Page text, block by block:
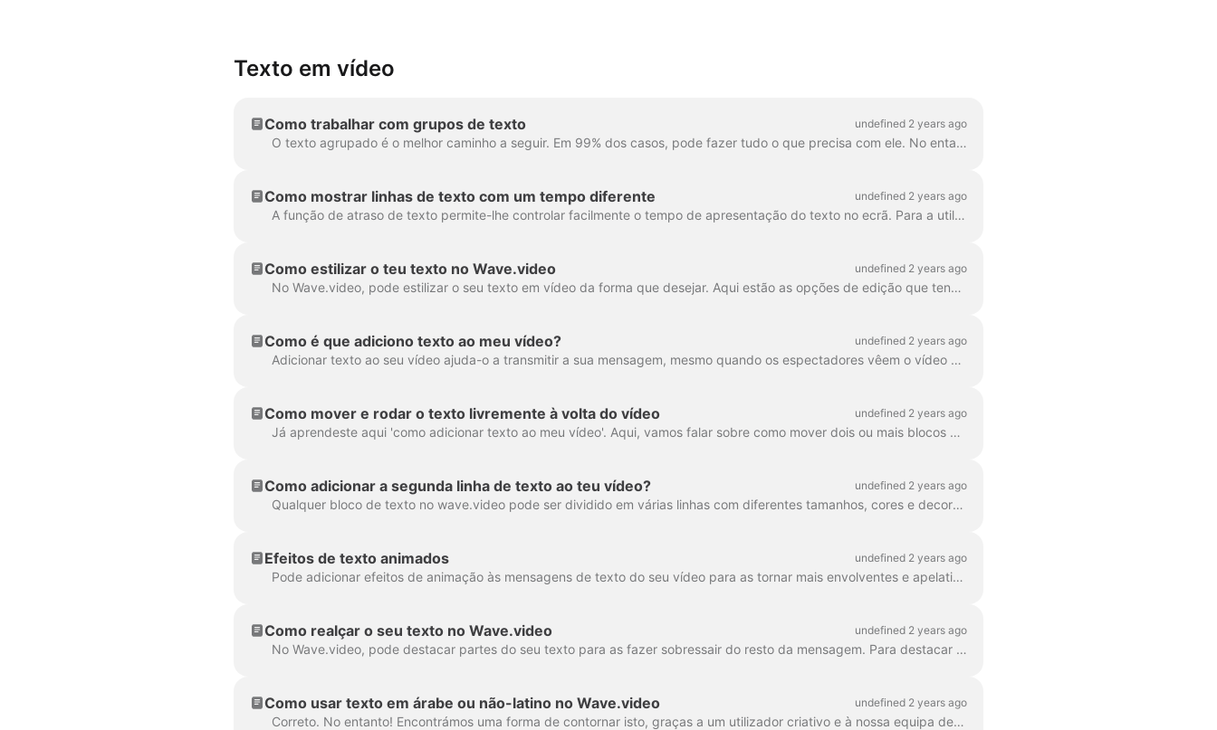
Texto em vídeo
Como trabalhar com grupos de texto undefined 2 years ago
O texto agrupado é o melhor caminho a seguir. Em 99% dos casos, pode fazer tudo o que precisa com ele. No entanto, por vezes, pode querer criar um ou dois grupos de...
Como mostrar linhas de texto com um tempo diferente undefined 2 years ago
A função de atraso de texto permite-lhe controlar facilmente o tempo de apresentação do texto no ecrã. Para a utilizar, certifique-se de que o texto tem várias linhas num si...
Como estilizar o teu texto no Wave.video undefined 2 years ago
No Wave.video, pode estilizar o seu texto em vídeo da forma que desejar. Aqui estão as opções de edição que tens: Alterar o tipo de letra Alterar o tipo de texto...
Como é que adiciono texto ao meu vídeo? undefined 2 years ago
Adicionar texto ao seu vídeo ajuda-o a transmitir a sua mensagem, mesmo quando os espectadores vêem o vídeo com o som desligado. No Wave.video, pode fazer exatamente isso ...
Como mover e rodar o texto livremente à volta do vídeo undefined 2 years ago
Já aprendeste aqui 'como adicionar texto ao meu vídeo'. Aqui, vamos falar sobre como mover dois ou mais blocos de texto à volta do vídeo no Wave.video...
Como adicionar a segunda linha de texto ao teu vídeo? undefined 2 years ago
Qualquer bloco de texto no wave.video pode ser dividido em várias linhas com diferentes tamanhos, cores e decorações. Para adicionar uma linha, selecione o seu texto. Se estiveres a ...
Efeitos de texto animados undefined 2 years ago
Pode adicionar efeitos de animação às mensagens de texto do seu vídeo para as tornar mais envolventes e apelativas. Depois de adicionar texto ao seu vídeo, ...
Como realçar o seu texto no Wave.video undefined 2 years ago
No Wave.video, pode destacar partes do seu texto para as fazer sobressair do resto da mensagem. Para destacar uma parte do texto, selecione o...
Como usar texto em árabe ou não-latino no Wave.video undefined 2 years ago
Correto. No entanto! Encontrámos uma forma de contornar isto, graças a um utilizador criativo e à nossa equipa de apoio. Tudo o que precisa de fazer é criar um ficheiro vetorial/ima...